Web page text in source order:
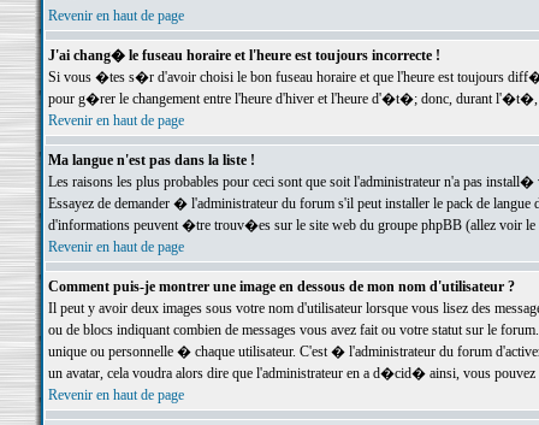
Revenir en haut de page
J'ai chang� le fuseau horaire et l'heure est toujours incorrecte !
Si vous �tes s�r d'avoir choisi le bon fuseau horaire et que l'heure est toujours
pour g�rer le changement entre l'heure d'hiver et l'heure d'�t�; donc, durant
Revenir en haut de page
Ma langue n'est pas dans la liste !
Les raisons les plus probables pour ceci sont que soit l'administrateur n'a pas
Essayez de demander � l'administrateur du forum s'il peut installer le pack de
d'informations peuvent �tre trouv�es sur le site web du groupe phpBB (allez voir le
Revenir en haut de page
Comment puis-je montrer une image en dessous de mon nom d'utilisateur ?
Il peut y avoir deux images sous votre nom d'utilisateur lorsque vous lisez des
ou de blocs indiquant combien de messages vous avez fait ou votre statut sur le
unique ou personnelle � chaque utilisateur. C'est � l'administrateur du forum
un avatar, cela voudra alors dire que l'administrateur en a d�cid� ainsi, vous
Revenir en haut de page